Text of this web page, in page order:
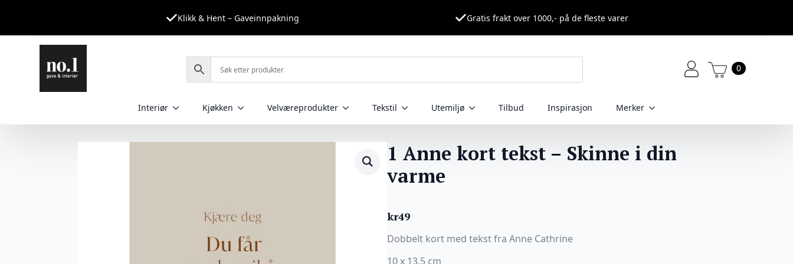
Klikk & Hent – Gaveinnpakning Gratis frakt over 1000,- på de fleste varer
0
Interiør Kjøkken Velværeprodukter Tekstil Utemiljø Tilbud Inspirasjon Merker
1 Anne kort tekst – Skinne i din
varme
kr49
Dobbelt kort med tekst fra Anne Cathrine
10 x 13,5 cm